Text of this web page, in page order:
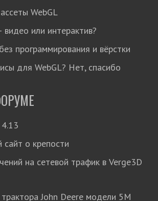
WebGL
или интерактив?
программирования и вёрстки
для WebGL? Нет, спасибо
сайт о крепости
на сетевой трафик в Verge3D
John Deere модели 5М